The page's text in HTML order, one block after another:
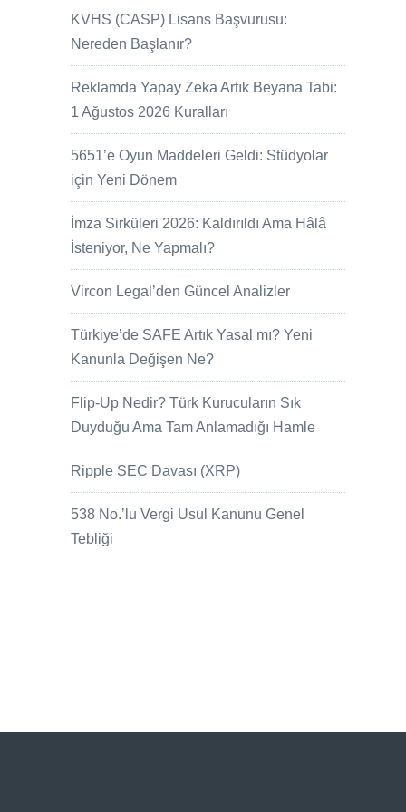
KVHS (CASP) Lisans Başvurusu:
Nereden Başlanır?
Reklamda Yapay Zeka Artık Beyana Tabi:
1 Ağustos 2026 Kuralları
5651’e Oyun Maddeleri Geldi: Stüdyolar
için Yeni Dönem
İmza Sirküleri 2026: Kaldırıldı Ama Hâlâ
İsteniyor, Ne Yapmalı?
Vircon Legal’den Güncel Analizler
Türkiye’de SAFE Artık Yasal mı? Yeni
Kanunla Değişen Ne?
Flip-Up Nedir? Türk Kurucuların Sık
Duyduğu Ama Tam Anlamadığı Hamle
Ripple SEC Davası (XRP)
538 No.’lu Vergi Usul Kanunu Genel
Tebliği